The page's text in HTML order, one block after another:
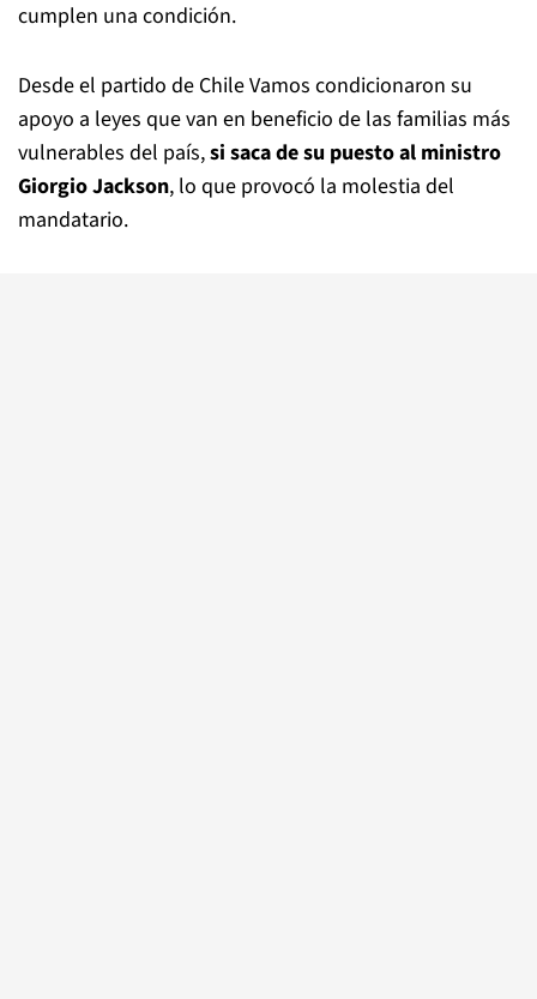
cumplen una condición.
Desde el partido de Chile Vamos condicionaron su
apoyo a leyes que van en beneficio de las familias más
vulnerables del país,si saca de su puesto al ministro
Giorgio Jackson, lo que provocó la molestia del
mandatario.